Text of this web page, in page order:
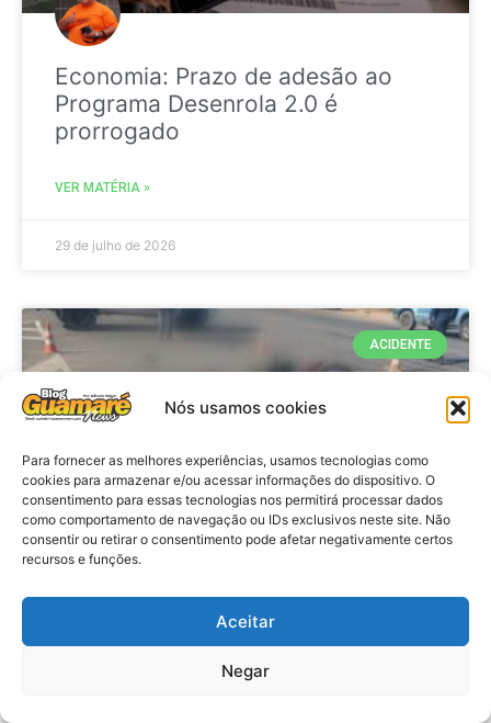
Nós usamos cookies
Para fornecer as melhores experiências, usamos tecnologias como
cookies para armazenar e/ou acessar informações do dispositivo. O
consentimento para essas tecnologias nos permitirá processar dados
como comportamento de navegação ou IDs exclusivos neste site. Não
consentir ou retirar o consentimento pode afetar negativamente certos
recursos e funções.
Aceitar
Negar
Economia: Prazo de adesão ao
Programa Desenrola 2.0 é
prorrogado
VER MATÉRIA »
29 de julho de 2026
ACIDENTE
Acidente: A caminho do trabalho
professora se envolve em
acidente e vai a obito na RN 118
no Alto do Rodrigues, RN